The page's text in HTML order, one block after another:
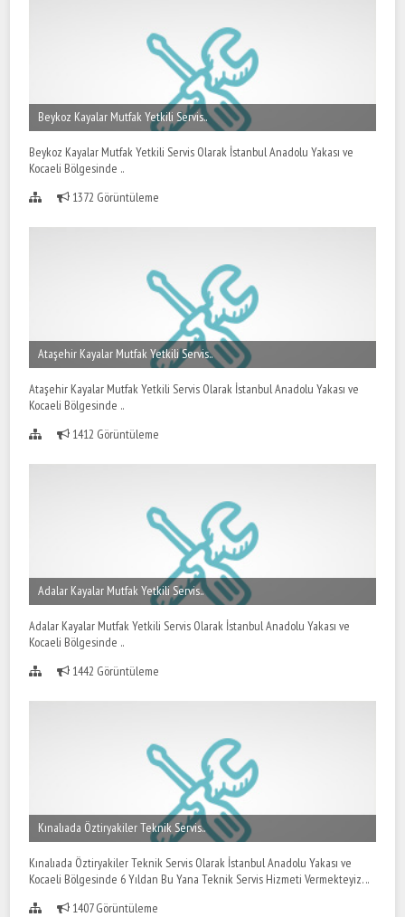
Beykoz Kayalar Mutfak Yetkili Servis..
Beykoz Kayalar Mutfak Yetkili Servis Olarak İstanbul Anadolu Yakası ve
Kocaeli Bölgesinde ..
1372 Görüntüleme
Ataşehir Kayalar Mutfak Yetkili Servis..
Ataşehir Kayalar Mutfak Yetkili Servis Olarak İstanbul Anadolu Yakası ve
Kocaeli Bölgesinde ..
1412 Görüntüleme
Adalar Kayalar Mutfak Yetkili Servis..
Adalar Kayalar Mutfak Yetkili Servis Olarak İstanbul Anadolu Yakası ve
Kocaeli Bölgesinde ..
1442 Görüntüleme
Kınalıada Öztiryakiler Teknik Servis..
Kınalıada Öztiryakiler Teknik Servis Olarak İstanbul Anadolu Yakası ve
Kocaeli Bölgesinde 6 Yıldan Bu Yana Teknik Servis Hizmeti Vermekteyiz. ..
1407 Görüntüleme